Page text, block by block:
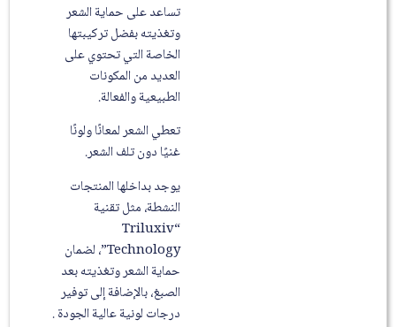
تساعد على حماية الشعر
وتغذيته بفضل تركيبتها
الخاصة التي تحتوي على
العديد من المكونات
الطبيعية والفعالة.
تعطي الشعر لمعانًا ولونًا
غنيًا دون تلف الشعر.
يوجد بداخلها المنتجات
النشطة، مثل تقنية
“Triluxiv
Technology”، لضمان
حماية الشعر وتغذيته بعد
الصبغ، بالإضافة إلى توفير
درجات لونية عالية الجودة .